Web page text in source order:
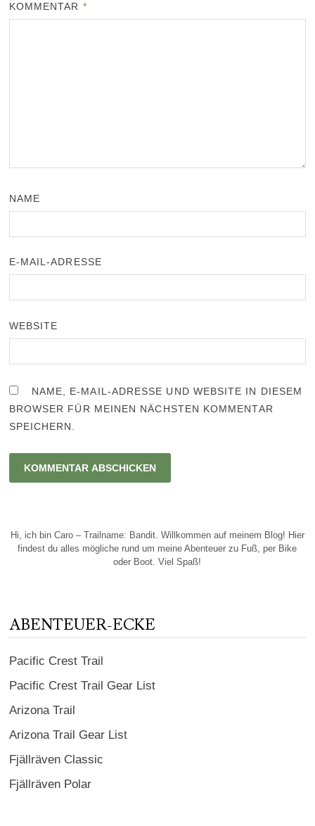
KOMMENTAR *
NAME
E-MAIL-ADRESSE
WEBSITE
NAME, E-MAIL-ADRESSE UND WEBSITE IN DIESEM
BROWSER FÜR MEINEN NÄCHSTEN KOMMENTAR
SPEICHERN.
Hi, ich bin Caro – Trailname: Bandit. Willkommen auf meinem Blog! Hier
findest du alles mögliche rund um meine Abenteuer zu Fuß, per Bike
oder Boot. Viel Spaß!
ABENTEUER-ECKE
Pacific Crest Trail
Pacific Crest Trail Gear List
Arizona Trail
Arizona Trail Gear List
Fjällräven Classic
Fjällräven Polar